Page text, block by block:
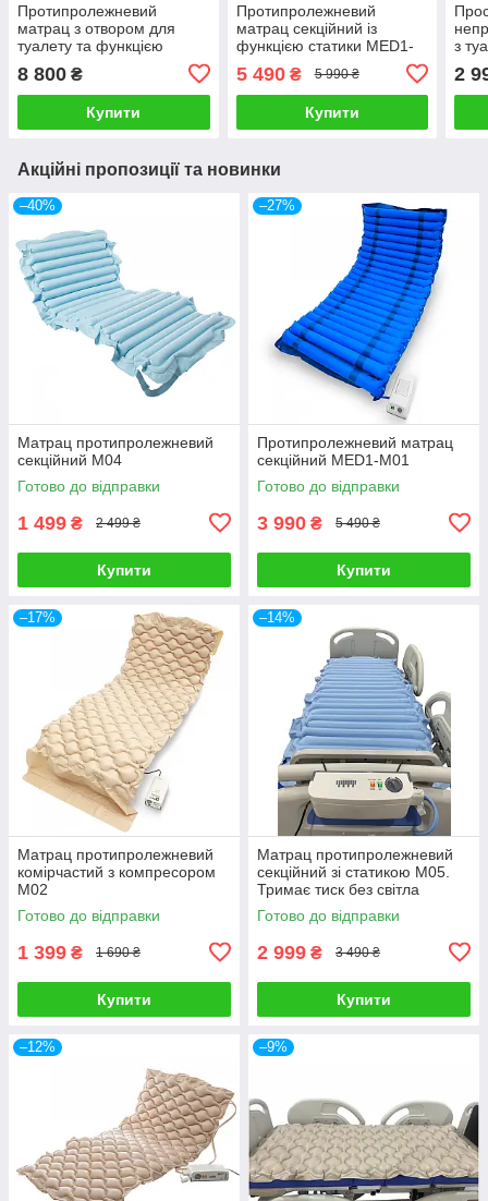
Протипролежневий
матрац з отвором для
туалету та функцією
Працює без світла
8 800 ₴
Купити
Протипролежневий
матрац секційний із
функцією статики MED1-
M01. Працює без світла
5 490₴ 5 990 ₴
Купити
з
2
Акційні пропозиції та новинки
–40%
Матрац протипролежневий
секційний M04
Готово до відправки
1 499 ₴ 2 499 ₴
Купити
–27%
Протипролежневий матрац
секційний MED1-M01
Готово до відправки
3 990 ₴ 5 490 ₴
Купити
–17%
Матрац протипролежневий
комірчастий з компресором
М02
Готово до відправки
1 399 ₴ 1 690 ₴
Купити
–14%
Матрац протипролежневий
секційний зі статикою М05.
Тримає тиск без світла
Готово до відправки
2 999 ₴ 3 490 ₴
Купити
–12% –9%